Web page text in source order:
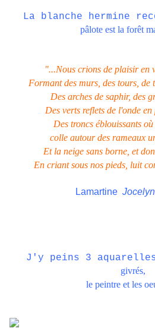
La blanche hermine
pâlote est la forêt
"...Nous crions de plaisir en
Formant des murs, des tours, de
Des arches de saphir, des
Des verts reflets de l'onde en
Des troncs éblouissants
colle autour des rameaux
Et la neige sans borne, et
En criantsous nos pieds, luit
Lamartine Jocelyn
J'y peins 3
givrés,
le peintre et les